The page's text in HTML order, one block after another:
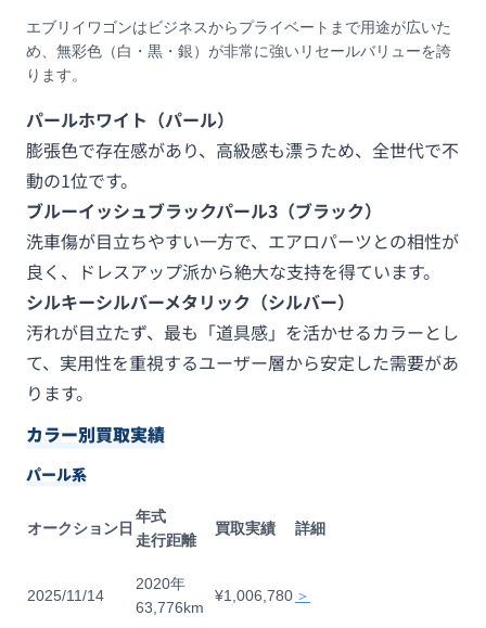
エブリイワゴンはビジネスからプライベートまで用途が広いた
め、無彩色（白・黒・銀）が非常に強いリセールバリューを誇
ります。
パールホワイト（パール）
膨張色で存在感があり、高級感も漂うため、全世代で不
動の1位です。
ブルーイッシュブラックパール3（ブラック）
洗車傷が目立ちやすい一方で、エアロパーツとの相性が
良く、ドレスアップ派から絶大な支持を得ています。
シルキーシルバーメタリック（シルバー）
汚れが目立たず、最も「道具感」を活かせるカラーとし
て、実用性を重視するユーザー層から安定した需要があ
ります。
カラー別買取実績
パール系
オークション日
年式
走行距離
買取実績 詳細
2025/11/14
2020年
63,776km
¥1,006,780 ＞